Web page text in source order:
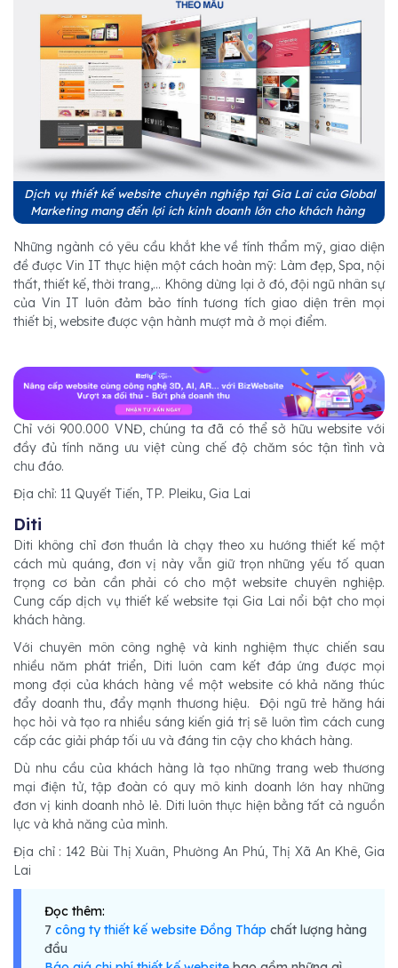
Dịch vụ thiết kế website chuyên nghiệp tại Gia Lai của Global
Marketing mang đến lợi ích kinh doanh lớn cho khách hàng
Những ngành có yêu cầu khắt khe về tính thẩm mỹ, giao diện
đề được Vin IT thực hiện một cách hoàn mỹ: Làm đẹp, Spa, nội
thất, thiết kế, thời trang,... Không dừng lại ở đó, đội ngũ nhân sự
của Vin IT luôn đảm bảo tính tương tích giao diện trên mọi
thiết bị, website được vận hành mượt mà ở mọi điểm.
Chỉ với 900.000 VNĐ, chúng ta đã có thể sở hữu website với
đầy đủ tính năng ưu việt cùng chế độ chăm sóc tận tình và
chu đáo.
Địa chỉ: 11 Quyết Tiến, TP. Pleiku, Gia Lai
Diti
Diti không chỉ đơn thuần là chạy theo xu hướng thiết kế một
cách mù quáng, đơn vị này vẫn giữ trọn những yếu tố quan
trọng cơ bản cần phải có cho một website chuyên nghiệp.
Cung cấp dịch vụ thiết kế website tại Gia Lai nổi bật cho mọi
khách hàng.
Với chuyên môn công nghệ và kinh nghiệm thực chiến sau
nhiều năm phát triển, Diti luôn cam kết đáp ứng được mọi
mong đợi của khách hàng về một website có khả năng thúc
đẩy doanh thu, đẩy mạnh thương hiệu. Đội ngũ trẻ hăng hái
học hỏi và tạo ra nhiều sáng kiến giá trị sẽ luôn tìm cách cung
cấp các giải pháp tối ưu và đáng tin cậy cho khách hàng.
Dù nhu cầu của khách hàng là tạo những trang web thương
mại điện tử, tập đoàn có quy mô kinh doanh lớn hay những
đơn vị kinh doanh nhỏ lẻ. Diti luôn thực hiện bằng tất cả nguồn
lực và khả năng của mình.
Địa chỉ : 142 Bùi Thị Xuân, Phường An Phú, Thị Xã An Khê, Gia
Lai
Đọc thêm:
7 công ty thiết kế website Đồng Tháp chất lượng hàng
đầu